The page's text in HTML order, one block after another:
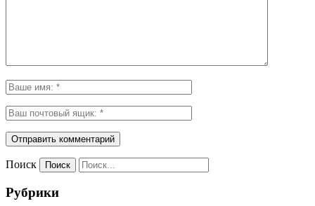
Поиск
Рубрики